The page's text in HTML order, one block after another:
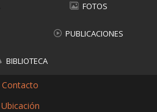
FOTOS
PUBLICACIONES
BIBLIOTECA
Contacto
Ubicación